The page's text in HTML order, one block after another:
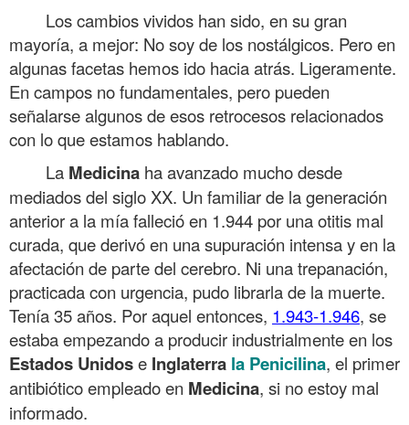
Los cambios vividos han sido, en su gran
mayoría, a mejor: No soy de los nostálgicos. Pero en
algunas facetas hemos ido hacia atrás. Ligeramente.
En campos no fundamentales, pero pueden
señalarse algunos de esos retrocesos relacionados
con lo que estamos hablando.
La Medicina ha avanzado mucho desde
mediados del siglo XX. Un familiar de la generación
anterior a la mía falleció en 1.944 por una otitis mal
curada, que derivó en una supuración intensa y en la
afectación de parte del cerebro. Ni una trepanación,
practicada con urgencia, pudo librarla de la muerte.
Tenía 35 años. Por aquel entonces, 1.943-1.946, se
estaba empezando a producir industrialmente en los
Estados Unidose Inglaterra la Penicilina, el primer
antibiótico empleado en Medicina, si no estoy mal
informado.